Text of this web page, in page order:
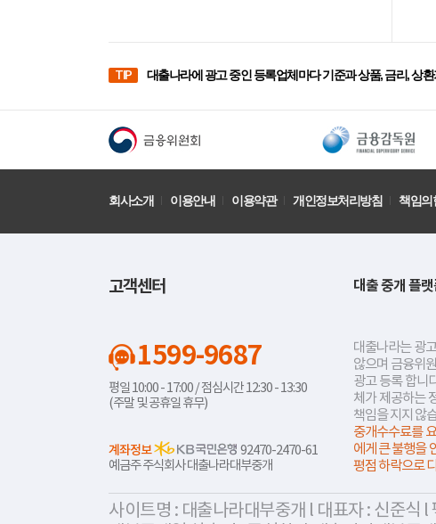
TIP 대출나라에 광고 중인 등록업체마다 기준과 상품, 금리, 상
회사소개 이용안내 이용약관 개인정보처리방침 책임의
고객센터
1599-9687
평일 10:00 - 17:00 / 점심시간 12:30 - 13:30
(주말 및 공휴일 휴무)
계좌정보
92470-2470-61
예금주 주식회사 대출나라대부중개
대출 중개 플
대출나라는 광
않으며 금융위
광고 등록 합니
체가 제공하는
책임을 지지 않
중개수수료를
에게 큰 불행을
평점 하락으로
사이트명 : 대출나라대부중개 l 대표자 : 신준식